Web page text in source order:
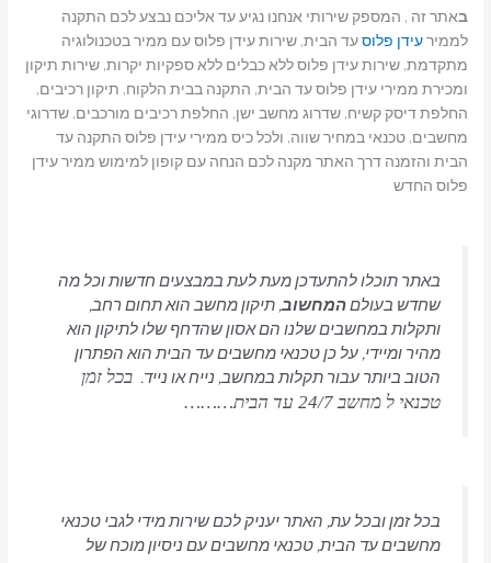
באתר זה , המספק שירותי אנחנו נגיע עד אליכם נבצע לכם התקנה
לממירעידן פלוסעד הבית, שירות עידן פלוס עם ממיר בטכנולוגיה
מתקדמת, שירות עידן פלוס ללא כבלים ללא ספקיות יקרות, שירות תיקון
ומכירת ממירי עידן פלוס עד הבית, התקנה בבית הלקוח, תיקון רכיבים,
החלפת דיסק קשיח, שדרוג מחשב ישן, החלפת רכיבים מורכבים, שדרוגי
מחשבים, טכנאי במחיר שווה, ולכל כיס ממירי עידן פלוס התקנה עד
הבית והזמנה דרך האתר מקנה לכם הנחה עם קופון למימוש ממיר עידן
פלוס החדש
באתר תוכלו להתעדכן מעת לעת במבצעים חדשות וכל מה
שחדש בעולםהמחשוב, תיקון מחשב הוא תחום רחב,
ותקלות במחשבים שלנו הם אסון שהדחף שלו לתיקון הוא
מהיר ומיידי, על כן טכנאי מחשבים עד הבית הוא הפתרון
הטוב ביותר עבור תקלות במחשב, נייח או נייד. בכל זמן
טכנאי ל מחשב 24/7 עד הבית………
בכל זמן ובכל עת, האתר יעניק לכם שירות מידי לגבי טכנאי
מחשבים עד הבית, טכנאי מחשבים עם ניסיון מוכח של